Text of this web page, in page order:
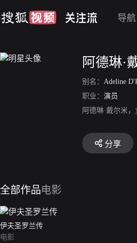
导航
阿德琳·
别名： Adeline
职业： 演员
阿德琳·戴尔米
分享
全部作品电影
伊夫圣罗兰传
电影